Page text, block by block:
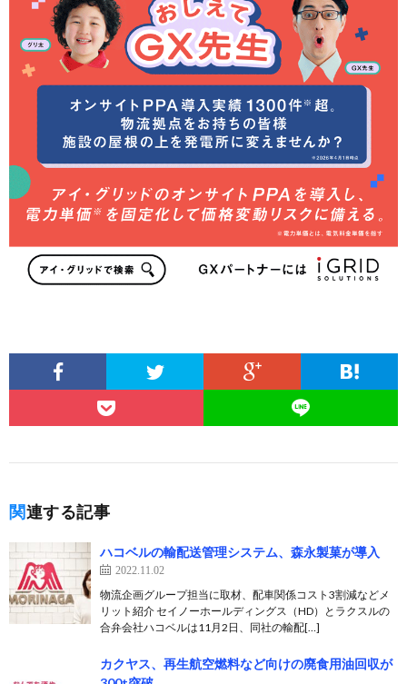
関連する記事
ハコベルの輸配送管理システム、森永製菓が導入
2022.11.02
物流企画グループ担当に取材、配車関係コスト3割減などメ
リット紹介 セイノーホールディングス（HD）とラクスルの
合弁会社ハコベルは11月2日、同社の輸配[…]
カクヤス、再生航空燃料など向けの廃食用油回収が